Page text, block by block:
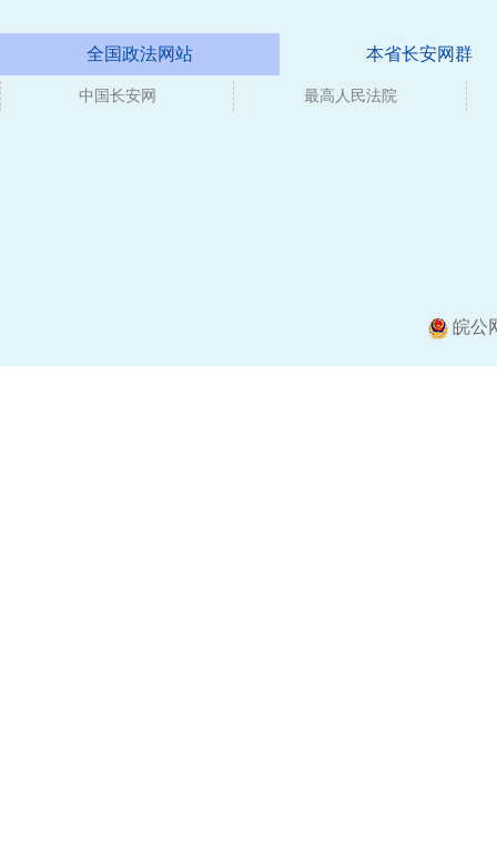
全国政法网站 本省长安网群
媒体
中国长安网 最高人民法院
皖公